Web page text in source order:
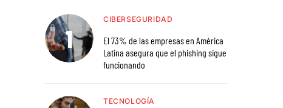
CIBERSEGURIDAD
El 73% de las empresas en América
Latina asegura que el phishing sigue
funcionando
TECNOLOGÍA